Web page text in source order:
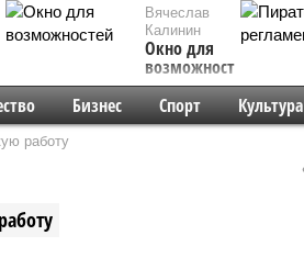
Вячеслав
Калинин
Окно для
возможностей
Бизнес Спорт Культура
работу